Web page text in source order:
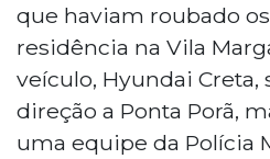
que haviam roubado
residência na Vila
veículo, Hyundai
direção a Ponta Porã,
uma equipe da Polícia